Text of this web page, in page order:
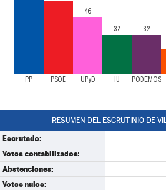
PP PSOE UPyD IU PODEMOS
46
32
32
RESUMEN DEL ESCRUTINIO DE
Escrutado:
Votos contabilizados:
Abstenciones:
Votos nulos: